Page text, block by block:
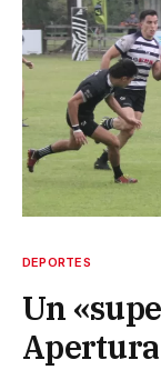
DEPORTES
Un
Apertura